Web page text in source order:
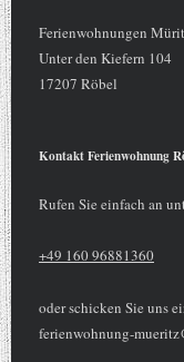
Ferienwohnungen
Unter den Kiefern 104
17207 Röbel
Kontakt Ferienwohnung
Rufen Sie einfach an
+49 160 96881360
oder schicken Sie uns
ferienwohnung-